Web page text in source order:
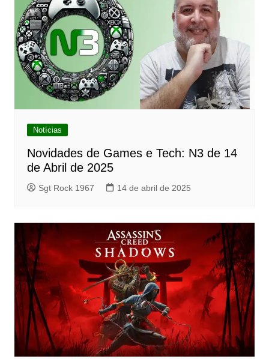
Notícias
Novidades de Games e Tech: N3 de 14
de Abril de 2025
Sgt Rock 1967 14 de abril de 2025